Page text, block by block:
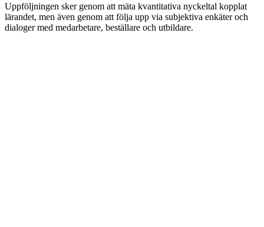
Uppföljningen sker genom att mäta kvantitativa nyckeltal kopplat
lärandet, men även genom att följa upp via subjektiva enkäter och
dialoger med medarbetare, beställare och utbildare.